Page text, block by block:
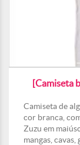
[Camiseta
Camiseta de
cor branca,
Zuzu em
mangas,